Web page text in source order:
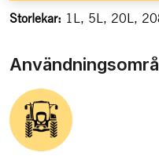
Storlekar: 1L, 5L, 20L,